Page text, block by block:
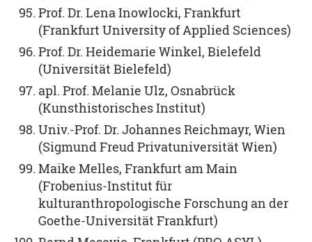
Prof. Dr. Lena Inowlocki, Frankfurt
(Frankfurt University of Applied Sciences)
Prof. Dr. Heidemarie Winkel, Bielefeld
(Universität Bielefeld)
apl. Prof. Melanie Ulz, Osnabrück
(Kunsthistorisches Institut)
Univ.-Prof. Dr. Johannes Reichmayr, Wien
(Sigmund Freud Privatuniversität Wien)
Maike Melles, Frankfurt am Main
(Frobenius-Institut für
kulturanthropologische Forschung an der
Goethe-Universität Frankfurt)